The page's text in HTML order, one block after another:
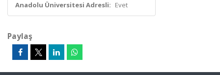
Anadolu Üniversitesi Adresli: Evet
Paylaş